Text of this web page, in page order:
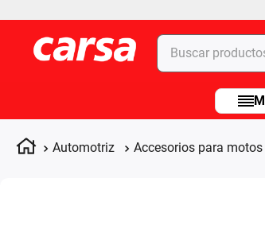
Buscar productos...
Automotriz Accesorios para motos
Términos más buscados